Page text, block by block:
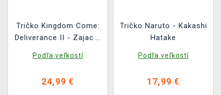
Tričko Kingdom Come:
Deliverance II - Zajac s
(výšivka)
Podľa veľkostí
24,99 €
Tričko Naruto - Kakashi
Hatake
Podľa veľkostí
17,99 €